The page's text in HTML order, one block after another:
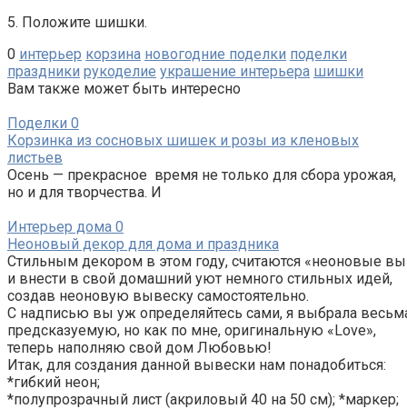
5. Положите шишки.
0 интерьер корзина новогодние поделки поделки
праздники рукоделие украшение интерьера шишки
Вам также может быть интересно
Поделки 0
Корзинка из сосновых шишек и розы из кленовых
листьев
Осень — прекрасное время не только для сбора урожая,
но и для творчества. И
Интерьер дома 0
Неоновый декор для дома и праздника
Стильным декором в этом году, считаются «неоновые
и внести в свой домашний уют немного стильных идей,
создав неоновую вывеску самостоятельно.
С надписью вы уж определяйтесь сами, я выбрала
предсказуемую, но как по мне, оригинальную «Love»,
теперь наполняю свой дом Любовью!
Итак, для создания данной вывески нам понадобиться:
*гибкий неон;
*полупрозрачный лист (акриловый 40 на 50 см); *маркер;